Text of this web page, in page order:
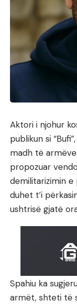
Aktori i njohur
publikun si
madh të
propozuar
demilitarizimin
duhet t’i
ushtrisë gjatë
Spahiu ka
armët, shteti të